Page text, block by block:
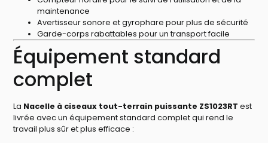
maintenance
Avertisseur sonore et gyrophare pour plus de sécurité
Garde-corps rabattables pour un transport facile
Équipement standard
complet
La Nacelle à ciseaux tout-terrain puissante ZS1023RT est
livrée avec un équipement standard complet qui rend le
travail plus sûr et plus efficace :